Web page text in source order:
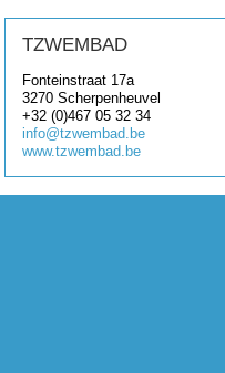
TZWEMBAD
Fonteinstraat 17a
3270Scherpenheuvel
+32 (0)467 05 32 34
info@tzwembad.be
www.tzwembad.be